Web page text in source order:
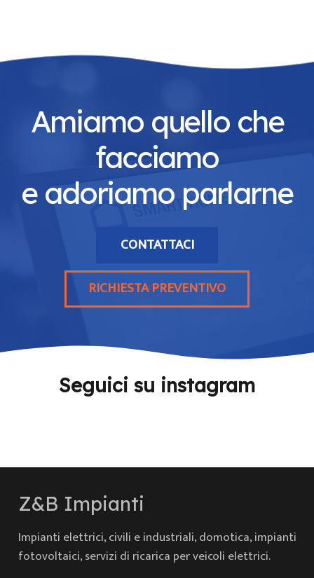
Amiamo quello che
facciamo
e adoriamo parlarne
CONTATTACI
RICHIESTA PREVENTIVO
Seguici su instagram
Z&B Impianti
Impianti elettrici, civili e industriali, domotica, impianti
fotovoltaici, servizi di ricarica per veicoli elettrici.